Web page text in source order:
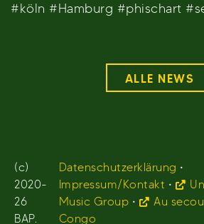
#köln #Hamburg #phischart
ALLE NEWS
(c)
2020-
26
BAP.
Datenschutzerklärung •
Impressum/Kontakt •
Music Group •
Au
Congo